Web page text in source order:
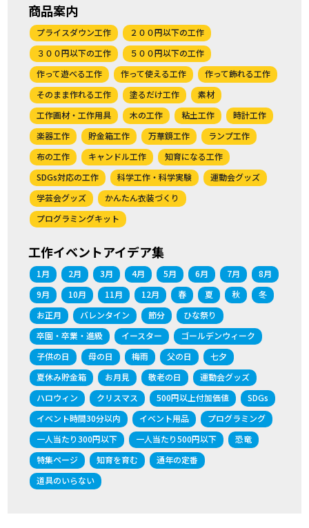
商品案内
プライスダウン工作
２００円以下の工作
３００円以下の工作
５００円以下の工作
作って遊べる工作
作って使える工作
作って飾れる工作
そのまま作れる工作
塗るだけ工作
素材
工作画材・工作用具
木の工作 粘土工作
時計工作
楽器工作
貯金箱工作 万華鏡工作
ランプ工作
布の工作
キャンドル工作
知育になる工作
SDGs対応の工作
科学工作・科学実験
運動会グッズ
学芸会グッズ
かんたん衣装づくり
プログラミングキット
工作イベントアイデア集
1月 2月 3月 4月 5月 6月 7月
8月
9月
10月 11月 12月 春 夏 秋
冬
お正月
バレンタイン 節分
ひな祭り
卒園・卒業・進級
イースター
ゴールデンウィーク
子供の日
母の日 梅雨 父の日
七夕
夏休み貯金箱
お月見 敬老の日
運動会グッズ
ハロウィン
クリスマス 500円以上付加価値
SDGs
イベント時間30分以内
イベント用品
プログラミング
一人当たり300円以下
一人当たり500円以下
恐竜
特集ページ
知育を育む
通年の定番
道具のいらない